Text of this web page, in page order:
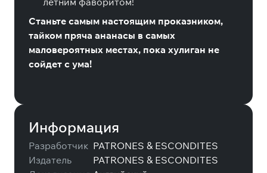
Станьте самым настоящим проказником,
тайком пряча ананасы в самых
маловероятных местах, пока хулиган не
сойдет с ума!
Информация
Разработчик PATRONES & ESCONDITES
Издатель
PATRONES & ESCONDITES